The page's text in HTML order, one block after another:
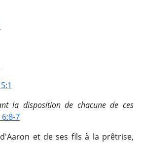
la disposition de chacune de ces
7
et de ses fils à la prêtrise,